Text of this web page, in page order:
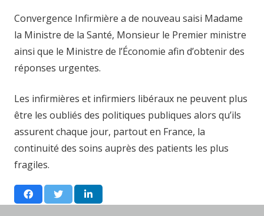
Convergence Infirmière a de nouveau saisi Madame
la Ministre de la Santé, Monsieur le Premier ministre
ainsi que le Ministre de l’Économie afin d’obtenir des
réponses urgentes.
Les infirmières et infirmiers libéraux ne peuvent plus
être les oubliés des politiques publiques alors qu’ils
assurent chaque jour, partout en France, la
continuité des soins auprès des patients les plus
fragiles.